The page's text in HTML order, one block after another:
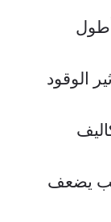
الوقود
يضعف